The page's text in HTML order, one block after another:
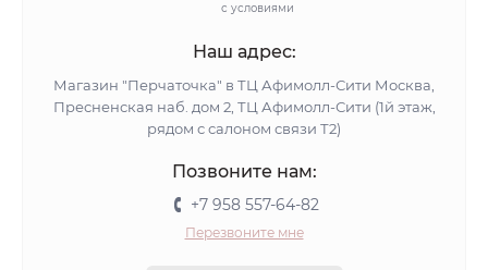
с условиями
Наш адрес:
Магазин "Перчаточка" в ТЦ Афимолл-Сити Москва,
Пресненская наб. дом 2, ТЦ Афимолл-Сити (1й этаж,
рядом с салоном связи Т2)
Позвоните нам:
+7 958 557-64-82
Перезвоните мне